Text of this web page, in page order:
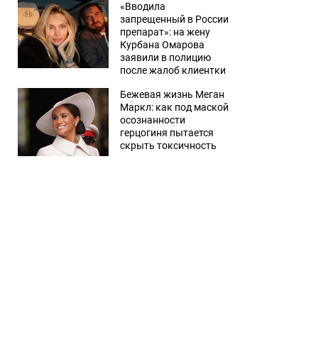
«Вводила
запрещенный в России
препарат»: на жену
Курбана Омарова
заявили в полицию
после жалоб клиентки
Бежевая жизнь Меган
Маркл: как под маской
осознанности
герцогиня пытается
скрыть токсичность